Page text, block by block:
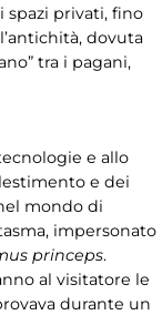
spazi privati, fino
dovuta
tra i pagani,
e allo
e dei
mondo di
impersonato
princeps.
al visitatore le
durante un